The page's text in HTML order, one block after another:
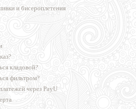
и бисероплетения
кладовой?
фильтром?
через PayU